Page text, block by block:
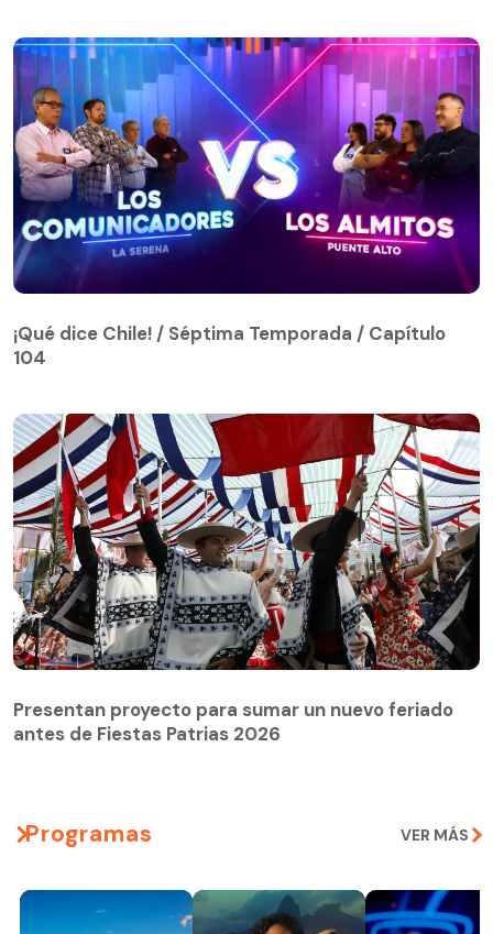
104
¡Qué dice Chile! / Séptima Temporada / Capítulo
104
Presentan proyecto para sumar un nuevo feriado
antes de Fiestas Patrias 2026
Programas VER MÁS